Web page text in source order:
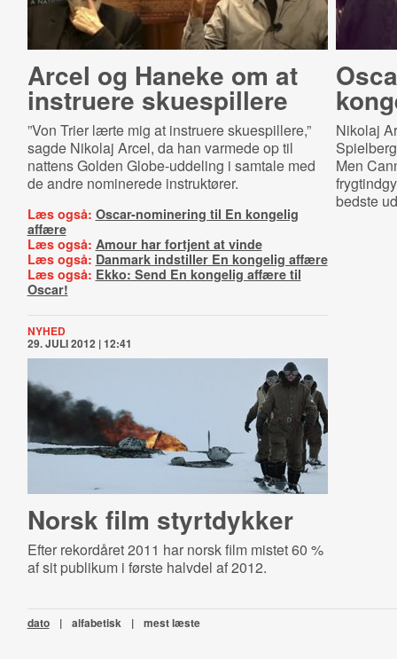
Arcel og Haneke om at
instruere skuespillere
”Von Trier lærte mig at instruere skuespillere,”
sagde Nikolaj Arcel, da han varmede op til
nattens Golden Globe-uddeling i samtale med
de andre nominerede instruktører.
Læs også: Oscar-nominering til En kongelig
affære
Læs også: Amour har fortjent at vinde
Læs også: Danmark indstiller En kongelig affære
Læs også: Ekko: Send En kongelig affære til
Oscar!
Nikolaj
Men
bedste
NYHED
29. JULI 2012 | 12:41
Norsk film styrtdykker
Efter rekordåret 2011 har norsk film mistet 60 %
af sit publikum i første halvdel af 2012.
dato | alfabetisk | mest læste